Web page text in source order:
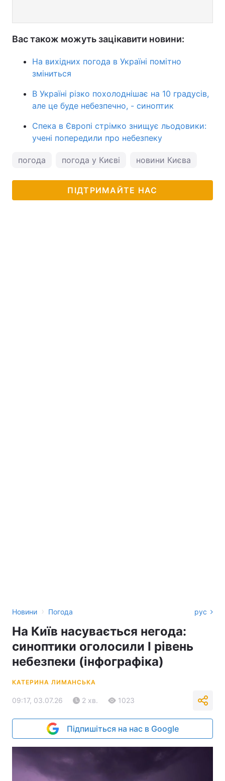
Вас також можуть зацікавити новини:
На вихідних погода в Україні помітно
зміниться
В Україні різко похолоднішає на 10 градусів,
але це буде небезпечно, - синоптик
Спека в Європі стрімко знищує льодовики:
учені попередили про небезпеку
погода погода у Києві новини Києва
ПІДТРИМАЙТЕ НАС
Новини › Погода рус
На Київ насувається негода:
синоптики оголосили І рівень
небезпеки (інфографіка)
КАТЕРИНА ЛИМАНСЬКА
09:17, 03.07.26 2 хв. 1023
Підпишіться на нас в Google